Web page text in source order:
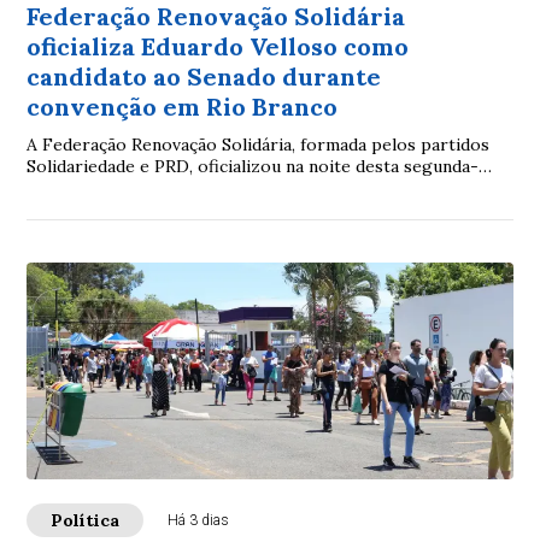
Federação Renovação Solidária
oficializa Eduardo Velloso como
candidato ao Senado durante
convenção em Rio Branco
A Federação Renovação Solidária, formada pelos partidos
Solidariedade e PRD, oficializou na noite desta segunda-
Política Há 3 dias